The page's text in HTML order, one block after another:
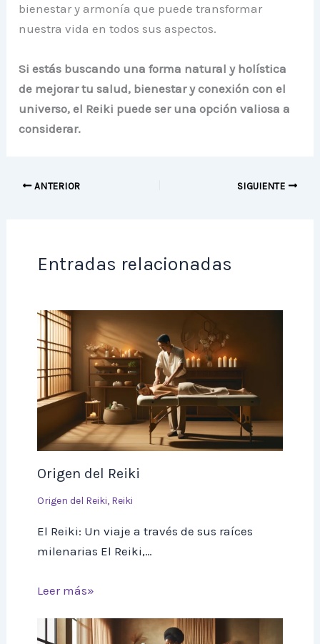
bienestar y armonía que puede transformar
nuestra vida en todos sus aspectos.
Si estás buscando una forma natural y holística
de mejorar tu salud, bienestar y conexión con el
universo, el Reiki puede ser una opción valiosa a
considerar.
ANTERIOR SIGUIENTE
Entradas relacionadas
Origen del Reiki
Origen del Reiki, Reiki
El Reiki: Un viaje a través de sus raíces
milenarias El Reiki,…
Leer más»